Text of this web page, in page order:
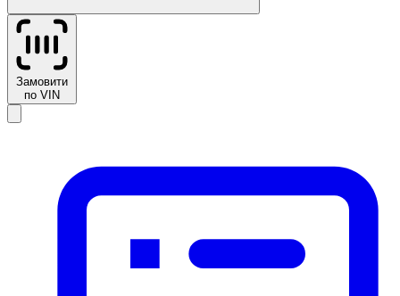
Замовити
по VIN